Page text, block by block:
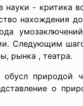
науки - критика
нахождения
Следующим
рынка , театра.
природой
о